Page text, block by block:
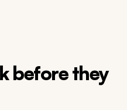
before they